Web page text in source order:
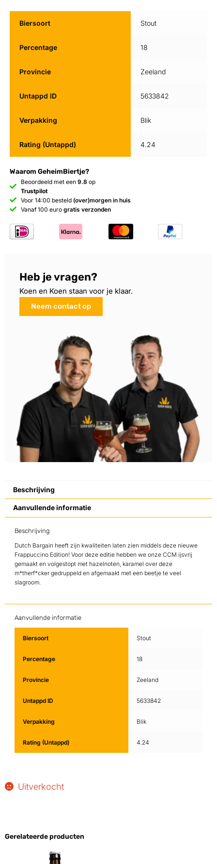
Waarom GeheimBiertje?
Beoordeeld met een 9.8 op
Trustpilot
Voor 14:00 besteld (over)morgen in huis
Vanaf 100 euro gratis verzonden
Biersoort Stout
Percentage 18
Provincie Zeeland
Untappd ID 5633842
Verpakking Blik
Rating (Untappd) 4.24
Heb je vragen?
Koen en Koen staan voor je klaar.
Neem contact op
Beschrijving
Aanvullende informatie
Beschrijving
Dutch Bargain heeft zijn kwaliteiten laten zien middels deze nieuwe
Frappuccino Edition! Voor deze editie hebben we onze CCM ijsvrij
gemaakt en volgestopt met hazelnoten, karamel over deze
m*therf*cker gedruppeld en afgemaakt met een beetje te veel
slagroom.
Aanvullende informatie
Biersoort Stout
Percentage 18
Provincie Zeeland
Untappd ID 5633842
Verpakking Blik
Rating (Untappd) 4.24
Uitverkocht
Gerelateerde producten